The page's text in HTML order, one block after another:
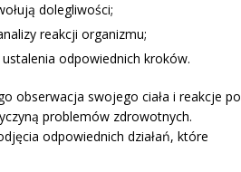
dolegliwości;
reakcji organizmu;
odpowiednich kroków.
obserwacja swojego ciała i reakcje po
problemów zdrowotnych.
odpowiednich działań, które